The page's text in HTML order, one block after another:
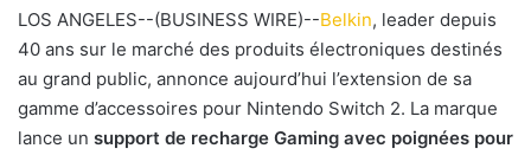
r
LOS ANGELES--(BUSINESS WIRE)--Belkin, leader depuis
40 ans sur le marché des produits électroniques destinés
au grand public, annonce aujourd’hui l’extension de sa
gamme d’accessoires pour Nintendo Switch 2. La marque
lance un support de recharge Gaming avec poignées pour